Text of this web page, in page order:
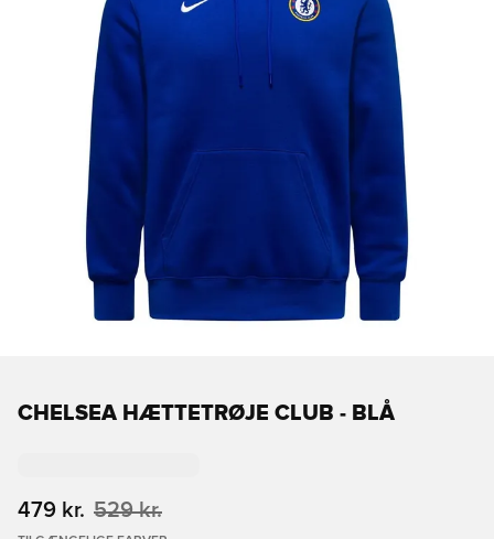
CHELSEA HÆTTETRØJE CLUB - BLÅ
479 kr. 529 kr.